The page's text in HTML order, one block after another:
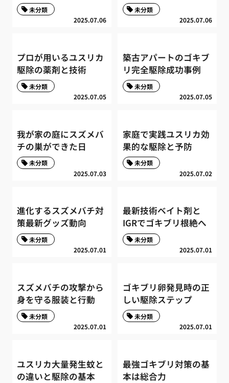
2025.07.06
未分類
2025.07.06
未分類
プロが用いるユスリカ
駆除の薬剤と技術
2025.07.05
未分類
築古アパートのゴキブ
リ完全駆除成功事例
2025.07.05
未分類
我が家の庭にスズメバ
チの巣ができた日
2025.07.03
未分類
家庭で実践ユスリカ効
果的な駆除と予防
2025.07.02
未分類
進化するスズメバチ対
策最新グッズ動向
2025.07.01
未分類
最新技術ベイト剤と
IGRでゴキブリ根絶へ
2025.07.01
未分類
スズメバチの攻撃から
身を守る服装と行動
2025.07.01
未分類
ゴキブリ卵発見時の正
しい駆除ステップ
2025.07.01
未分類
ユスリカ大量発生蚊と
の違いと駆除の基本
最強ゴキブリ対策の基
本は総合力